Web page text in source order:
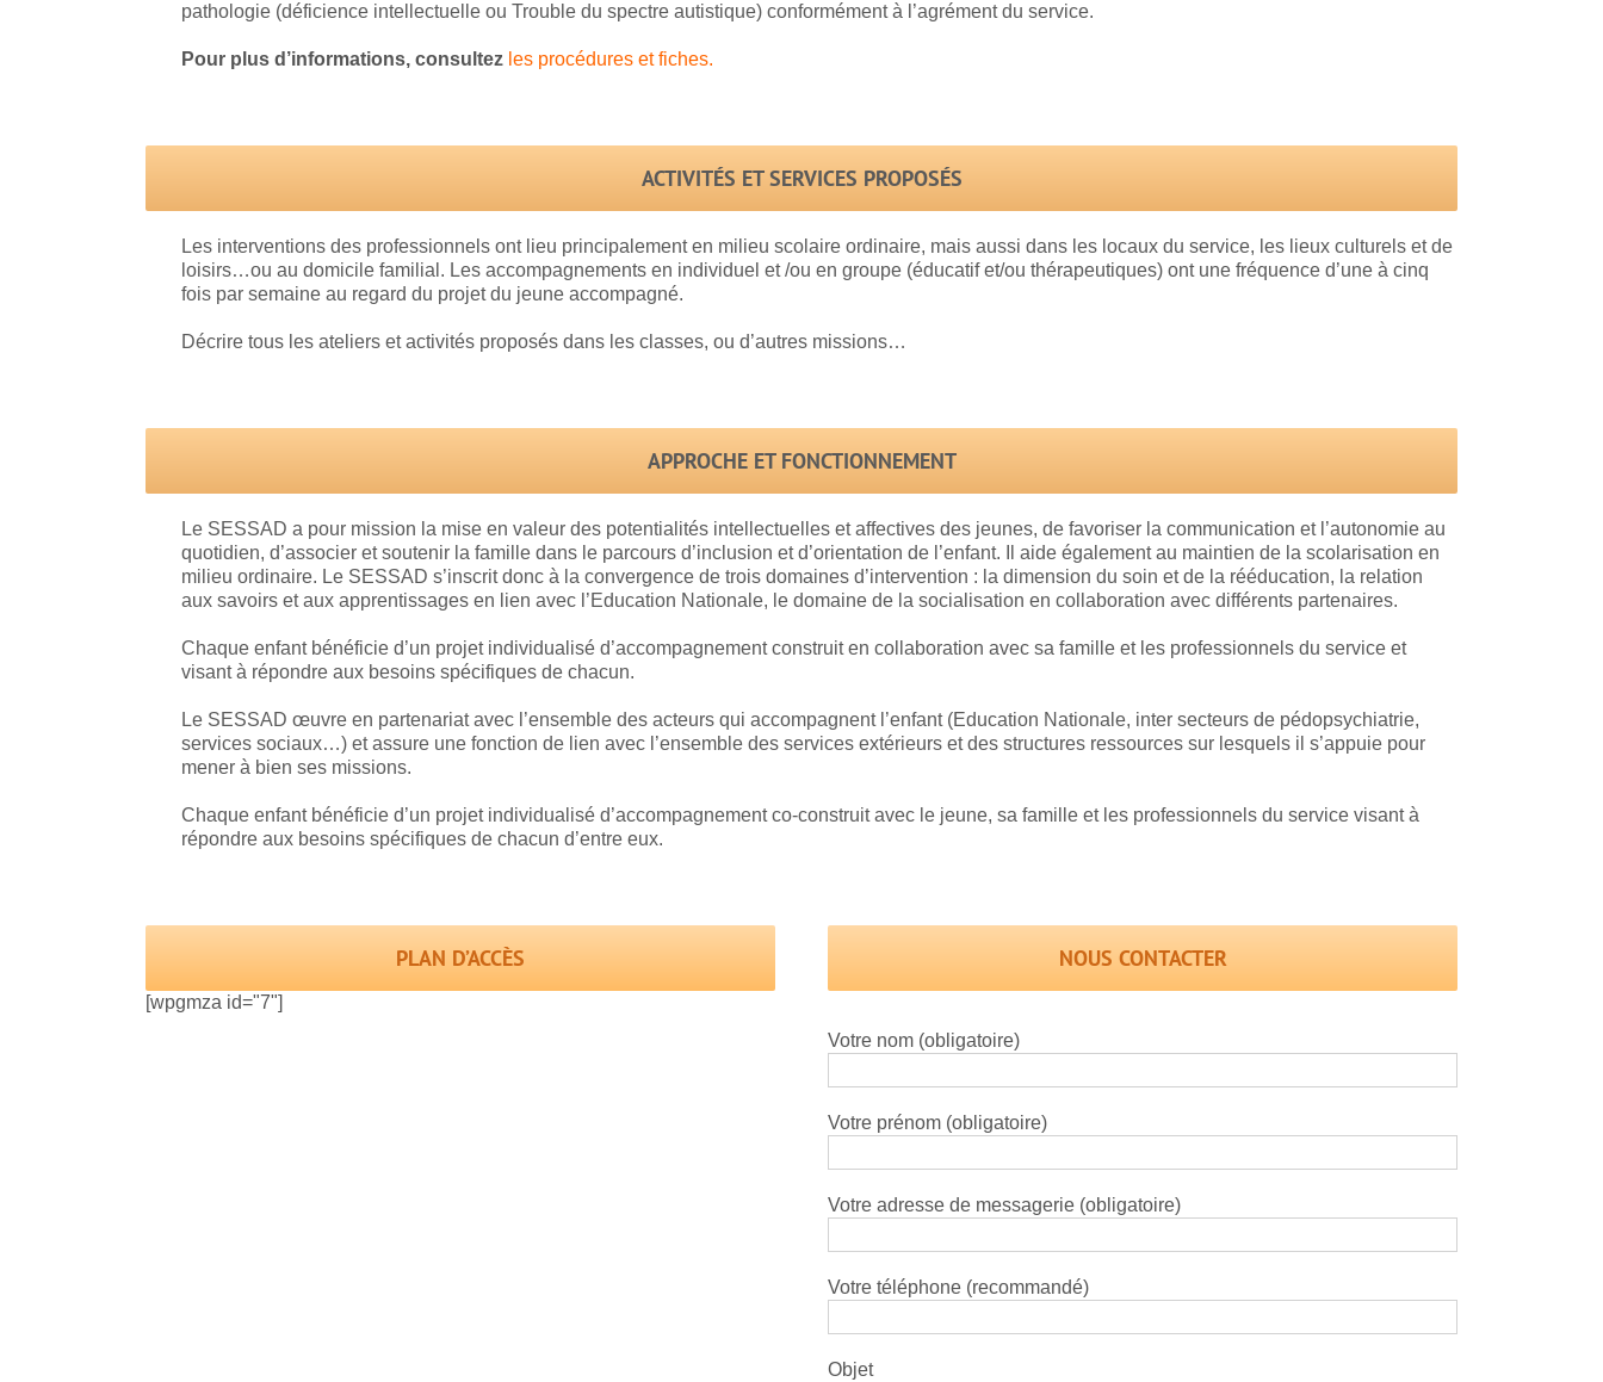
pathologie (déficience intellectuelle ou Trouble du spectre autistique) conformément à l’agrément du service.
Pour plus d’informations, consultez les procédures et fiches.
ACTIVITÉS ET SERVICES PROPOSÉS
Les interventions des professionnels ont lieu principalement en milieu scolaire ordinaire, mais aussi dans les locaux du service, les lieux culturels et de
loisirs…ou au domicile familial. Les accompagnements en individuel et /ou en groupe (éducatif et/ou thérapeutiques) ont une fréquence d’une à cinq
fois par semaine au regard du projet du jeune accompagné.
Décrire tous les ateliers et activités proposés dans les classes, ou d’autres missions…
APPROCHE ET FONCTIONNEMENT
Le SESSAD a pour mission la mise en valeur des potentialités intellectuelles et affectives des jeunes, de favoriser la communication et l’autonomie au
quotidien, d’associer et soutenir la famille dans le parcours d’inclusion et d’orientation de l’enfant. Il aide également au maintien de la scolarisation en
milieu ordinaire. Le SESSAD s’inscrit donc à la convergence de trois domaines d’intervention : la dimension du soin et de la rééducation, la relation
aux savoirs et aux apprentissages en lien avec l’Education Nationale, le domaine de la socialisation en collaboration avec différents partenaires.
Chaque enfant bénéficie d’un projet individualisé d’accompagnement construit en collaboration avec sa famille et les professionnels du service et
visant à répondre aux besoins spécifiques de chacun.
Le SESSAD œuvre en partenariat avec l’ensemble des acteurs qui accompagnent l’enfant (Education Nationale, inter secteurs de pédopsychiatrie,
services sociaux…) et assure une fonction de lien avec l’ensemble des services extérieurs et des structures ressources sur lesquels il s’appuie pour
mener à bien ses missions.
Chaque enfant bénéficie d’un projet individualisé d’accompagnement co-construit avec le jeune, sa famille et les professionnels du service visant à
répondre aux besoins spécifiques de chacun d’entre eux.
PLAN D’ACCÈS
[wpgmza id="7"]
NOUS CONTACTER
Votre nom (obligatoire)
Votre prénom (obligatoire)
Votre adresse de messagerie (obligatoire)
Votre téléphone (recommandé)
Objet